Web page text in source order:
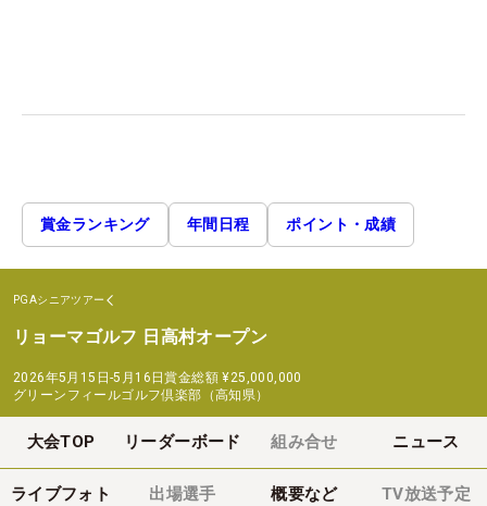
賞金ランキング 年間日程 ポイント・成績
PGAシニアツアー
リョーマゴルフ 日高村オープン
2026年5月15日-5月16日賞金総額 ¥25,000,000
グリーンフィールゴルフ倶楽部（高知県）
大会TOP リーダーボード 組み合せ ニュース
ライブフォト 出場選手 概要など TV放送予定